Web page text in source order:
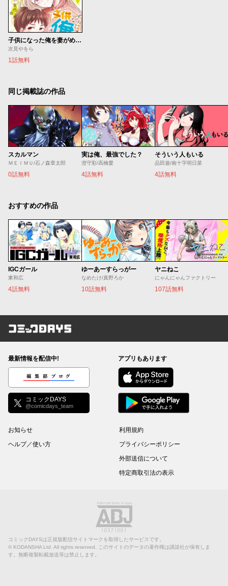
子供になった俺を妻がめちゃくちゃ愛でてくる ～曜路と乙菜の夫婦生活～
次見やをら
1話無料
同じ掲載誌の作品
スカルマン
ＭＥＩＭＵ/石ノ森章太郎
0話無料
実は俺、最強でした？
澄守彩/高橋愛
4話無料
そういう人もいる
品田遊/南十字明日菜
4話無料
おすすめの作品
IGCガール
東和広
4話無料
ゆーあーすらっがー
なめたけ/真野ろか
10話無料
ヤニねこ
にゃんにゃんファクトリー
107話無料
コミックDAYS
最新情報を配信中!
編集部ブログ
コミックDAYS
@comicdays_team
アプリもあります
お知らせ
ヘルプ／使い方
利用規約
プライバシーポリシー
外部送信について
特定商取引法の表示
コミックDAYSは正規版配信サイトマークを取得したサービスです。
© KODANSHA Ltd. All rights reserved. このサイトのデータの著作権は講談社が保有しま
す。無断複製転載放送等は禁止します。